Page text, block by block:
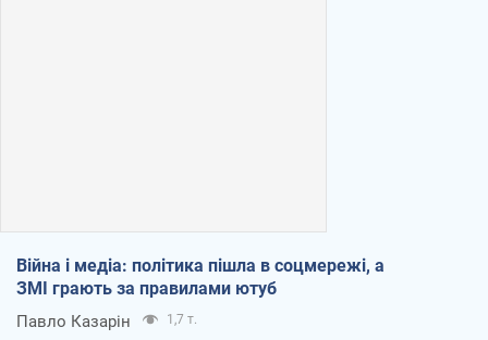
Війна і медіа: політика пішла в соцмережі, а
ЗМІ грають за правилами ютуб
Павло Казарін 1,7 т.